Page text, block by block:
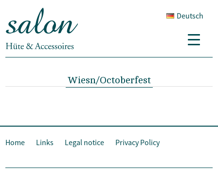
Wiesn/Octoberfest
Home Links Legal notice Privacy Policy
Deutsch